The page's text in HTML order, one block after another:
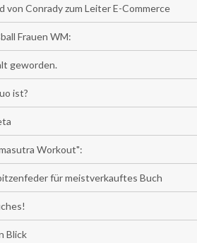
Conrady zum Leiter E-Commerce
Frauen WM:
geworden.
ist?
Workout":
für meistverkauftes Buch
Blick